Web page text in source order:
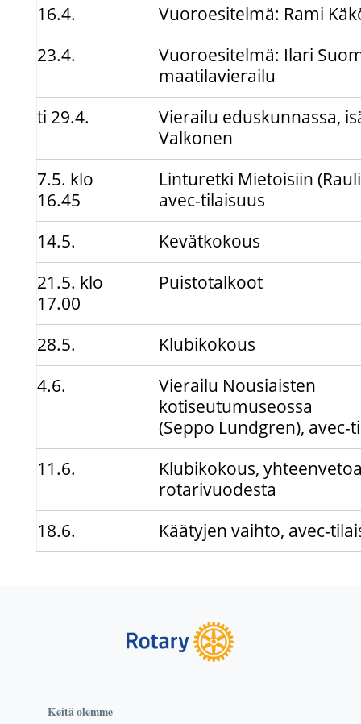
16.4.
Vuoroesitelmä: Rami
23.4.
Vuoroesitelmä: Ilari
maatilavierailu
ti 29.4.
Vierailu eduskunnassa,
Valkonen
7.5. klo
16.45
Linturetki Mietoisiin
avec-tilaisuus
14.5.
Kevätkokous
21.5. klo
17.00
Puistotalkoot
28.5.
Klubikokous
4.6.
Vierailu Nousiaisten
kotiseutumuseossa
(Seppo Lundgren), avec-
11.6.
Klubikokous,
rotarivuodesta
18.6.
Käätyjen vaihto, avec-
Keitä olemme